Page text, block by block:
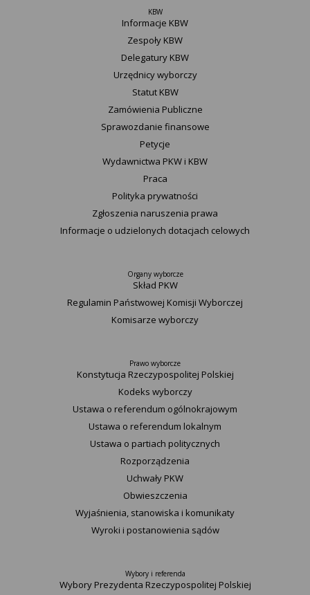
KBW
Informacje KBW
Zespoły KBW
Delegatury ​KBW
Urzędnicy wyborczy
Statut K​BW
Zamówienia Publiczne
Sprawozdanie finansowe
Petycje
Wydawnictwa PKW i KBW
Praca
Polityka prywatności
Zgłoszenia naruszenia prawa
Informacje o udzielonych dotacjach celowych
Organy wyborcze
Skład PKW
Regulamin Państwowej Komisji Wyborczej
Komisarze wyborczy
Prawo wyborcze
Konstytucja Rzeczypospolitej Polskiej​
Kodeks wyborczy
Ustawa o referendum ogólnokrajowym
Ustawa o referendum lokalnym
Ustawa o partiach politycznych
Rozporządzenia
Uchwały PKW
Obwieszczenia
Wyjaśnienia, stanowiska i komunikaty
Wyroki i postanowienia sądów
Wybory i referenda
Wybory Prezydenta Rzeczypospolitej Polskiej